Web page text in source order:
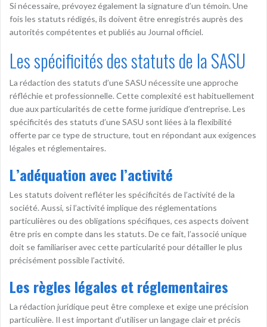
Si nécessaire, prévoyez également la signature d’un témoin. Une
fois les statuts rédigés, ils doivent être enregistrés auprès des
autorités compétentes et publiés au Journal officiel.
Les spécificités des statuts de la SASU
La rédaction des statuts d’une SASU nécessite une approche
réfléchie et professionnelle. Cette complexité est habituellement
due aux particularités de cette forme juridique d’entreprise. Les
spécificités des statuts d’une SASU sont liées à la flexibilité
offerte par ce type de structure, tout en répondant aux exigences
légales et réglementaires.
L’adéquation avec l’activité
Les statuts doivent refléter les spécificités de l’activité de la
société. Aussi, si l’activité implique des réglementations
particulières ou des obligations spécifiques, ces aspects doivent
être pris en compte dans les statuts. De ce fait, l’associé unique
doit se familiariser avec cette particularité pour détailler le plus
précisément possible l’activité.
Les règles légales et réglementaires
La rédaction juridique peut être complexe et exige une précision
particulière. Il est important d’utiliser un langage clair et précis